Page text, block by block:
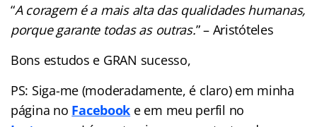
“A coragem é a mais alta das qualidades humanas,
porque garante todas as outras.” – Aristóteles
Bons estudos e GRAN sucesso,
PS: Siga-me (moderadamente, é claro) em minha
página no Facebook e em meu perfil no